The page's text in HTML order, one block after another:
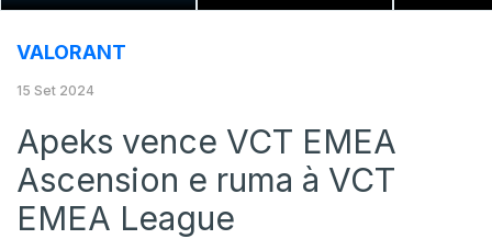
VALORANT
15 Set 2024
Apeks vence VCT EMEA
Ascension e ruma à VCT
EMEA League